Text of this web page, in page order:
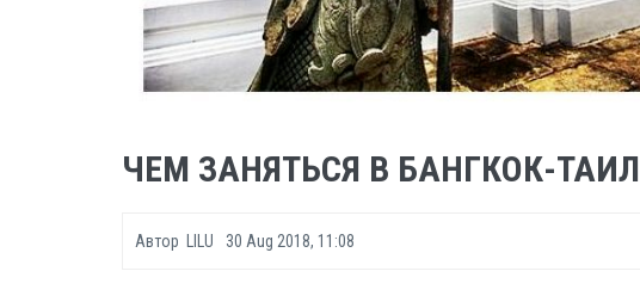
ЧЕМ ЗАНЯТЬСЯ В БАНГКОК-
Автор LILU 30 Aug 2018, 11:08